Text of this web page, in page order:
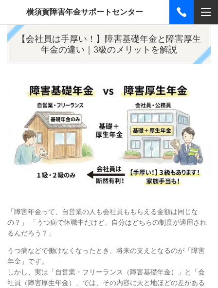
横須賀障害年金サポートセンター
【会社員は手厚い！】障害基礎年金と障害厚生
年金の違い｜3級のメリットを解説
「障害年金って、自営業の人も会社員ももらえる金額は同じな
の？」 「うつ病で休職中だけど、自分はどちらの制度が適用され
るんだろう？」
うつ病などで働けなくなったとき、将来の支えとなるのが「障害
年金」です。
しかし、実は「自営業・フリーランス（障害基礎年金）」と「会
社員（障害厚生年金）」では、その内容に天と地ほどの差がある